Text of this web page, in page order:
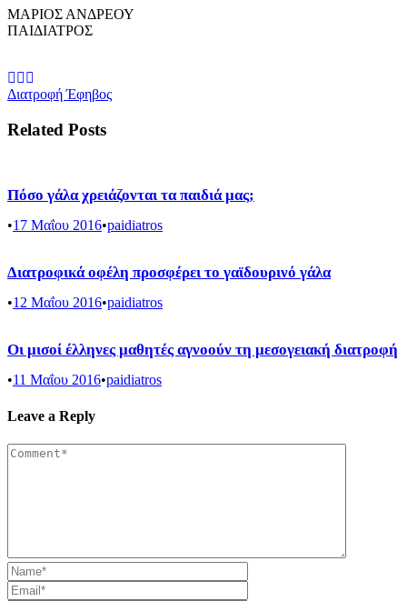
ΜΑΡΙΟΣ ΑΝΔΡΕΟΥ
ΠΑΙΔΙΑΤΡΟΣ
Διατροφή Έφηβος
Related Posts
Πόσο γάλα χρειάζονται τα παιδιά μας;
•17 Μαΐου 2016•paidiatros
Διατροφικά οφέλη προσφέρει το γαϊδουρινό γάλα
•12 Μαΐου 2016•paidiatros
Οι μισοί έλληνες μαθητές αγνοούν τη μεσογειακή διατροφή
•11 Μαΐου 2016•paidiatros
Leave a Reply